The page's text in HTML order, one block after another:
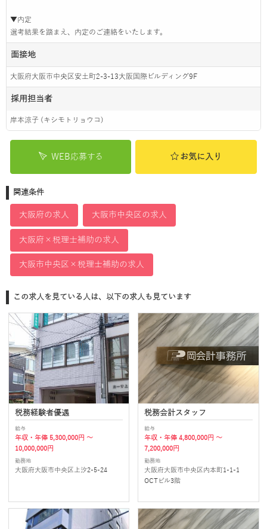
▼内定
選考結果を踏まえ、内定のご連絡をいたします。
面接地
大阪府大阪市中央区安土町2-3-13大阪国際ビルディング9F
採用担当者
岸本涼子 (キシモトリョウコ)
WEB応募する お気に入り
関連条件
大阪府の求人 大阪市中央区の求人
大阪府×税理士補助の求人
大阪市中央区×税理士補助の求人
この求人を見ている人は、以下の求人も見ています
税務経験者優遇
給与
年収・年俸 5,300,000円 ～
10,000,000円
勤務地
大阪府大阪市中央区上汐2-5-24
税務会計スタッフ
給与
年収・年俸 4,800,000円 ～
7,200,000円
勤務地
大阪府大阪市中央区内本町1-1-1
OCTビル3階